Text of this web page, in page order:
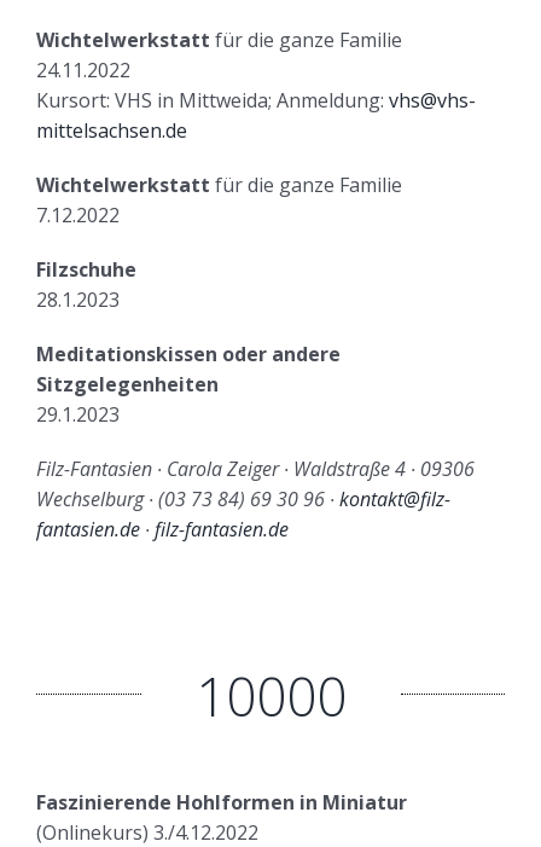
Wichtelwerkstatt für die ganze Familie
24.11.2022
Kursort: VHS in Mittweida; Anmeldung: vhs@vhs-
mittelsachsen.de
Wichtelwerkstatt für die ganze Familie
7.12.2022
Filzschuhe
28.1.2023
Meditationskissen oder andere
Sitzgelegenheiten
29.1.2023
Filz-Fantasien ∙ Carola Zeiger ∙ Waldstraße 4 ∙ 09306
Wechselburg ∙ (03 73 84) 69 30 96 ∙ kontakt@filz-
fantasien.de∙ filz-fantasien.de
10000
Faszinierende Hohlformen in Miniatur
(Onlinekurs) 3./4.12.2022